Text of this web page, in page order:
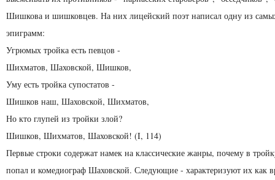
Шишкова и шишковцев. На них лицейский поэт написал одну из
эпиграмм:
Угрюмых тройка есть певцов -
Шихматов, Шаховской, Шишков,
Уму есть тройка супостатов -
Шишков наш, Шаховской, Шихматов,
Но кто глупей из тройки злой?
Шишков, Шихматов, Шаховской! (I, 114)
Первые строки содержат намек на классические жанры, почему в
попал и комедиограф Шаховской. Следующие - характеризуют их как